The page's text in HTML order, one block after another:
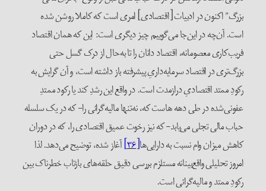
بزرگ” اکنون در ادبیات [اقتصادی] امری است که کاملا روشن شده
است. آن‌چه در این‌جا می‌گوییم چیز دیگری است: این که همان اقتصاد
فریب‌کاری معصومانه، اقتصاد دانان را تا به‌حال از درک گسل حتی
بزرگ‌تری در اقتصاد سرمایه‌داریِ پیشرفته باز داشته است، و آن گرایش به
رکودِ ممتد اقتصادیِ درازمدت است. در واقع این رشدِ کند یا رکود ممتدِ
عفونی‌شده در طی دهه هاست که، نه‌تنها مالیه‌گرائی را- که در یک سلسله
حباب مالی تجلی می‌یابد- که نیز رخوت عمیق اقتصادی را، که در دوران
کاهش میزان وام نسبت به دارایی‌ها[۳۶]
آغاز شده، توضیح می‌دهد. لذا
امروز تحلیلی واقع‌بینانه مستلزم بررسی دقیق حلقه‌های بازتاب خطرناک بین
رکودِ ممتد و مالیه‌گرائی است.